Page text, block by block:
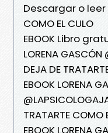
Descargar o leer
COMO EL CULO
EBOOK Libro
LORENA GASCÓN
DEJA DE
EBOOK LORENA
TRATARTE COMO
EBOOK LORENA